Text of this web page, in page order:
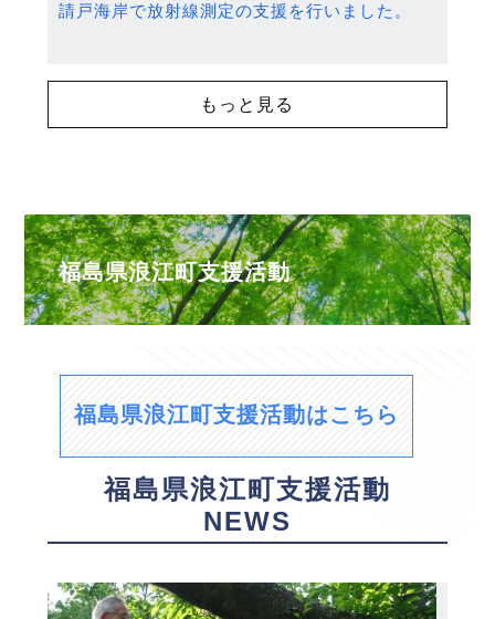
請戸海岸で放射線測定の支援を行いました。
もっと見る
福島県浪江町支援活動
福島県浪江町支援活動はこちら
福島県浪江町支援活動
NEWS